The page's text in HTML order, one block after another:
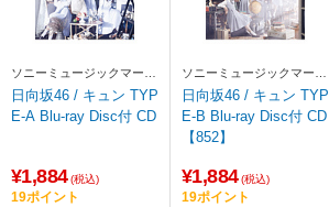
ソニーミュージックマーケ
ティング
日向坂46 / キュン TYP
E-A Blu-ray Disc付 CD
¥1,884 (税込)
19ポイント
ソニーミュージックマーケ
ティング
日向坂46 / キュン TYP
E-B Blu-ray Disc付 CD
【852】
¥1,884 (税込)
19ポイント